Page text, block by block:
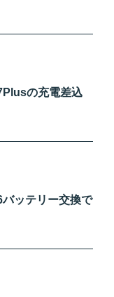
の充電差込
ッテリー交換で